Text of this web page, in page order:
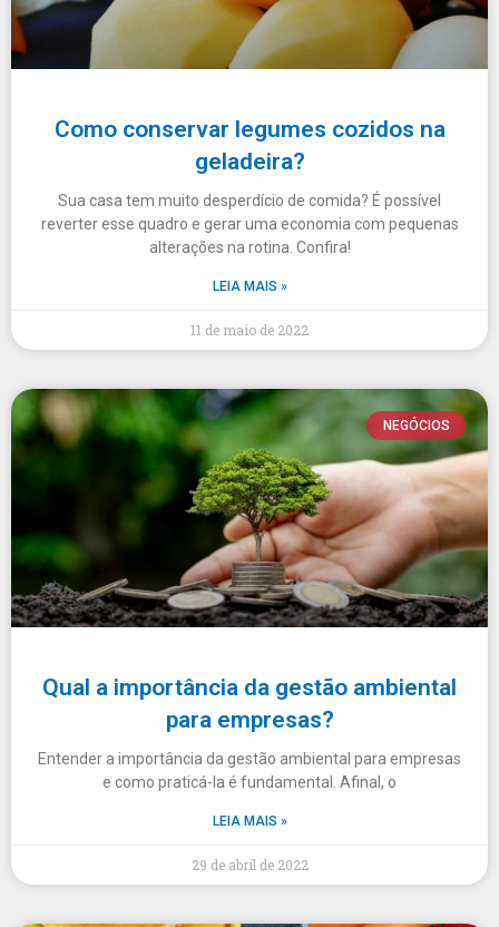
Como conservar legumes cozidos na
geladeira?
Sua casa tem muito desperdício de comida? É possível
reverter esse quadro e gerar uma economia com pequenas
alterações na rotina. Confira!
LEIA MAIS »
11 de maio de 2022
NEGÓCIOS
Qual a importância da gestão ambiental
para empresas?
Entender a importância da gestão ambiental para empresas
e como praticá-la é fundamental. Afinal, o
LEIA MAIS »
29 de abril de 2022